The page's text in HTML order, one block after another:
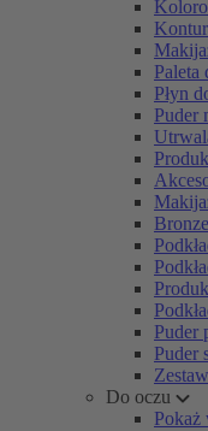
Paleta
Płyn
Puder
Puder
Puder
Do oczu
Pokaż